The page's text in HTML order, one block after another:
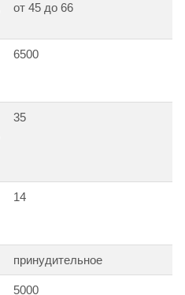
от 45 до 66
6500
35
14
принудительное
5000